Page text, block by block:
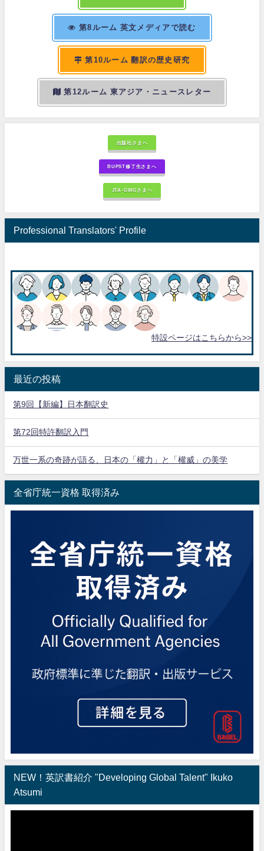
第8ルーム 英文メディアで読む
第10ルーム 翻訳の歴史研究
第12ルーム 東アジア・ニュースレター
出版社さまへ
BUPST修了生さまへ
JTA-GWGさまへ
Professional Translators' Profile
特設ページはこちらから>>
最近の投稿
第9回【新編】日本翻訳史
第72回特許翻訳入門
万世一系の奇跡が語る、日本の「權力」と「權威」の美学
全省庁統一資格 取得済み
NEW！英訳書紹介 "Developing Global Talent" Ikuko
Atsumi